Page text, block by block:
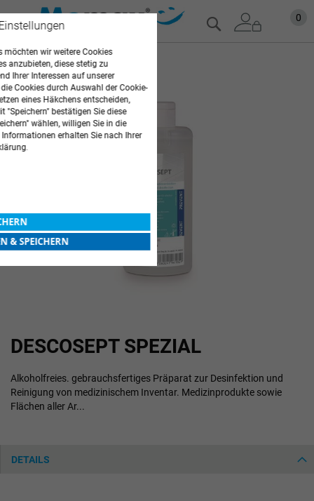
Zum
Inhalt
0
Suche
DESCOSEPT SPEZIAL
Alkoholfreies. gebrauchsfertiges Präparat zur Desinfektion und
Reinigung von medizinischem Inventar. Medizinprodukte sowie
Flächen aller Ar...
Zum
Ende
der
Bildgalerie
springen
Anfang
der
springen
DETAILS
möchten wir weitere Cookies
anzubieten, diese stetig zu
Ihrer Interessen auf unserer
Cookies durch Auswahl der Cookie-
eines Häkchens entscheiden,
"Speichern" bestätigen Sie diese
wählen, willigen Sie in die
erhalten Sie nach Ihrer
& SPEICHERN